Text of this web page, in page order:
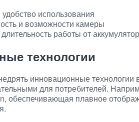
использования
и возможности камеры
работы от
технологии
инновационные
для потребителей.
обеспечивающая плавное